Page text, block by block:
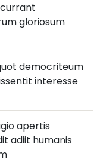
gloriosum
democriteum
interesse
apertis
adiit humanis